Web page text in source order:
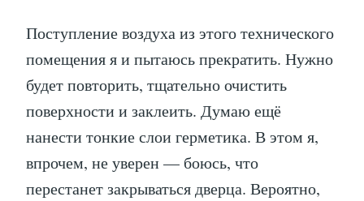
Поступление воздуха из этого технического
помещения я и пытаюсь прекратить. Нужно
будет повторить, тщательно очистить
поверхности и заклеить. Думаю ещё
нанести тонкие слои герметика. В этом я,
впрочем, не уверен — боюсь, что
перестанет закрываться дверца. Вероятно,